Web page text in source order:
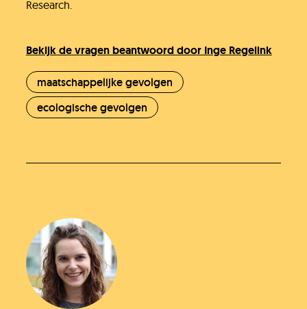
Research.
Bekijk de vragen beantwoord door Inge Regelink
maatschappelijke gevolgen
ecologische gevolgen